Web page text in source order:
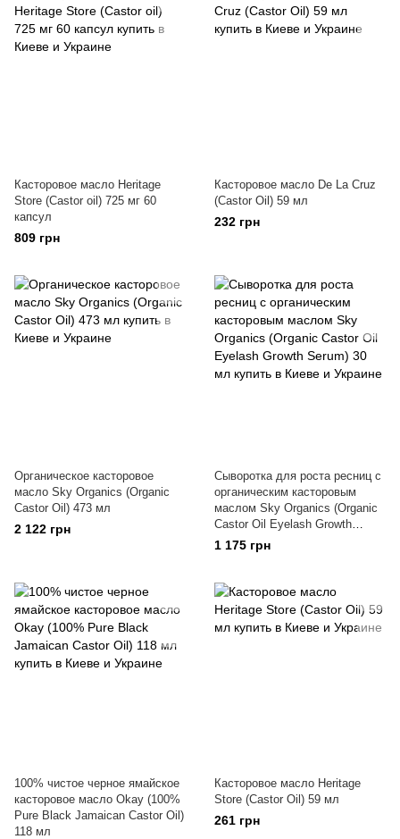
Касторовое масло Heritage
Store (Castor oil) 725 мг 60
капсул
809 грн
Касторовое масло De La Cruz
(Castor Oil) 59 мл
232 грн
Органическое касторовое
масло Sky Organics (Organic
Castor Oil) 473 мл
2 122 грн
Сыворотка для роста ресниц с
органическим касторовым
маслом Sky Organics (Organic
Castor Oil Eyelash Growth
Serum) 30 мл
1 175 грн
100% чистое черное ямайское
касторовое масло Okay (100%
Pure Black Jamaican Castor Oil)
118 мл
Касторовое масло Heritage
Store (Castor Oil) 59 мл
261 грн